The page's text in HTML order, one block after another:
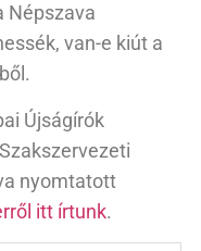
Népszava
van-e kiút a
Újságírók
nyomtatott
itt írtunk.